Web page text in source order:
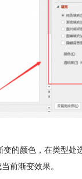
的颜色，在类型处
前渐变效果。